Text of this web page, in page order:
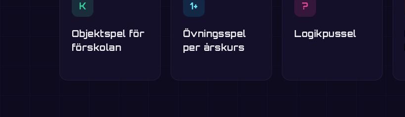
K
Objektspel för
förskolan
1+
Övningsspel
per årskurs
?
Logikpussel